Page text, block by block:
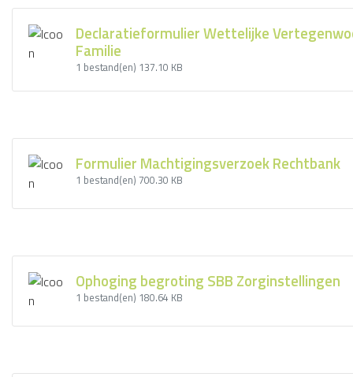
Declaratieformulier Wettelijke
Familie
1 bestand(en) 137.10 KB
Formulier Machtigingsverzoek Rechtbank
1 bestand(en) 700.30 KB
Ophoging begroting SBB Zorginstellingen
1 bestand(en) 180.64 KB